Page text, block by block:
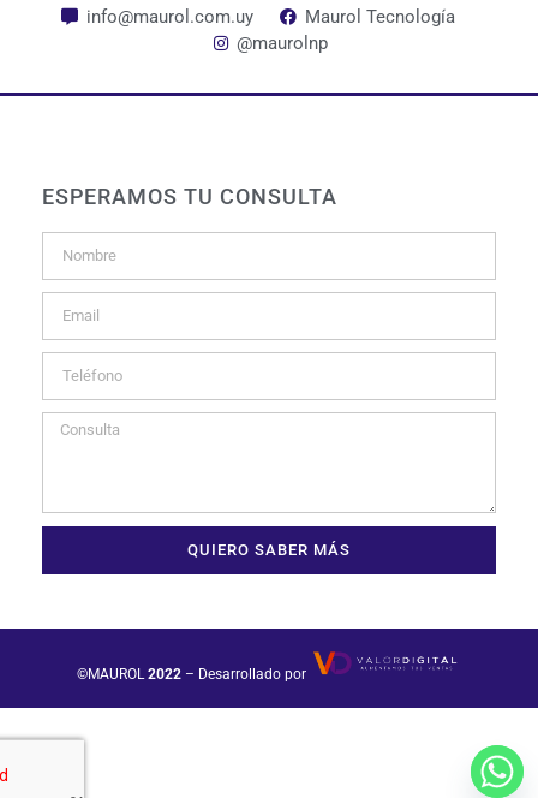
info@maurol.com.uy
Maurol Tecnología
@maurolnp
ESPERAMOS TU CONSULTA
QUIERO SABER MÁS
©MAUROL 2022 – Desarrollado por